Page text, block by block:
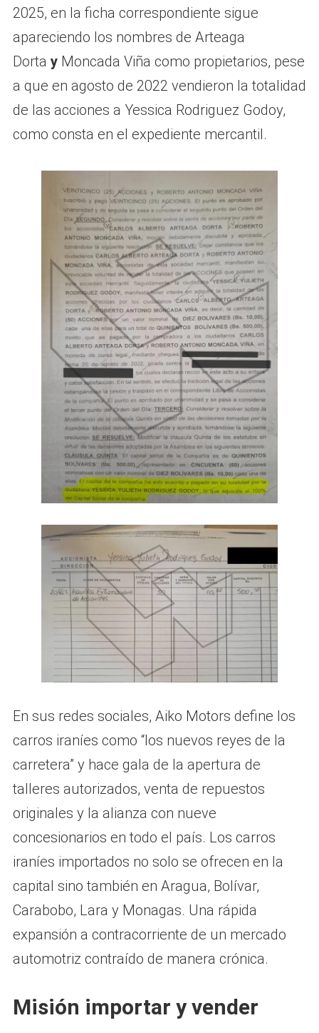
2025, en la ficha correspondiente sigue
apareciendo los nombres de Arteaga
Dorta y Moncada Viña como propietarios, pese
a que en agosto de 2022 vendieron la totalidad
de las acciones a Yessica Rodriguez Godoy,
como consta en el expediente mercantil.
En sus redes sociales, Aiko Motors define los
carros iraníes como “los nuevos reyes de la
carretera” y hace gala de la apertura de
talleres autorizados, venta de repuestos
originales y la alianza con nueve
concesionarios en todo el país. Los carros
iraníes importados no solo se ofrecen en la
capital sino también en Aragua, Bolívar,
Carabobo, Lara y Monagas. Una rápida
expansión a contracorriente de un mercado
automotriz contraído de manera crónica.
Misión importar y vender